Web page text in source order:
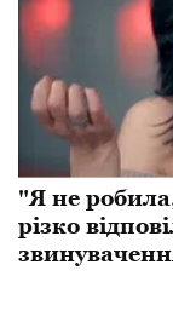
"Я не
різко